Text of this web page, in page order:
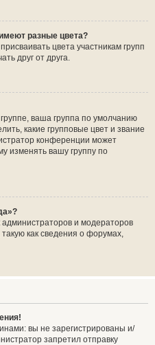
разные цвета?
цвета участникам групп
друг от друга.
ваша группа по умолчанию
какие групповые цвет и звание
конференции может
изменять вашу группу по
и модераторов
как сведения о форумах,
вы не зарегистрированы и/
запретил отправку